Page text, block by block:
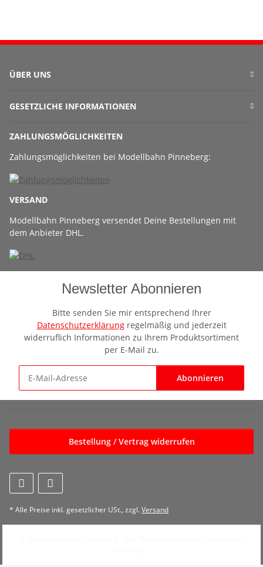
ÜBER UNS
GESETZLICHE INFORMATIONEN
ZAHLUNGSMÖGLICHKEITEN
Zahlungsmöglichkeiten bei Modellbahn Pinneberg:
VERSAND
Modellbahn Pinneberg versendet Deine Bestellungen mit
dem Anbieter DHL.
Newsletter Abonnieren
Bitte senden Sie mir entsprechend Ihrer
Datenschutzerklärungregelmäßig und jederzeit
widerruflich Informationen zu Ihrem Produktsortiment
per E-Mail zu.
Abonnieren
Bestellung / Vertrag widerrufen
* Alle Preise inkl. gesetzlicher USt., zzgl.Versand